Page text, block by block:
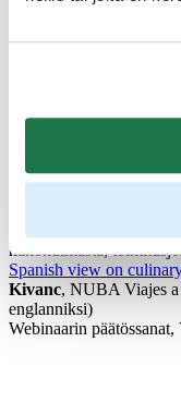
version, niin otathan
Ainutlaatuiset
NLUX Destination
näkökulmasta,
Spanish view on
Kivanc, NUBA Viajes a
englanniksi)
Webinaarin